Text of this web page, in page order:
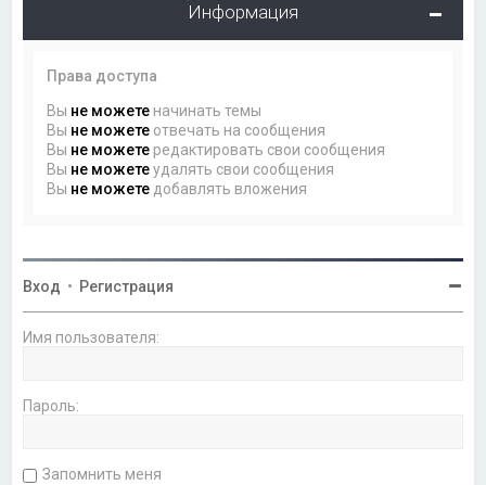
Информация
Права доступа
Вы не можете начинать темы
Вы не можете отвечать на сообщения
Вы не можете редактировать свои сообщения
Вы не можетеудалять свои сообщения
Вы не можете добавлять вложения
Вход • Регистрация
Имя пользователя:
Пароль:
Запомнить меня